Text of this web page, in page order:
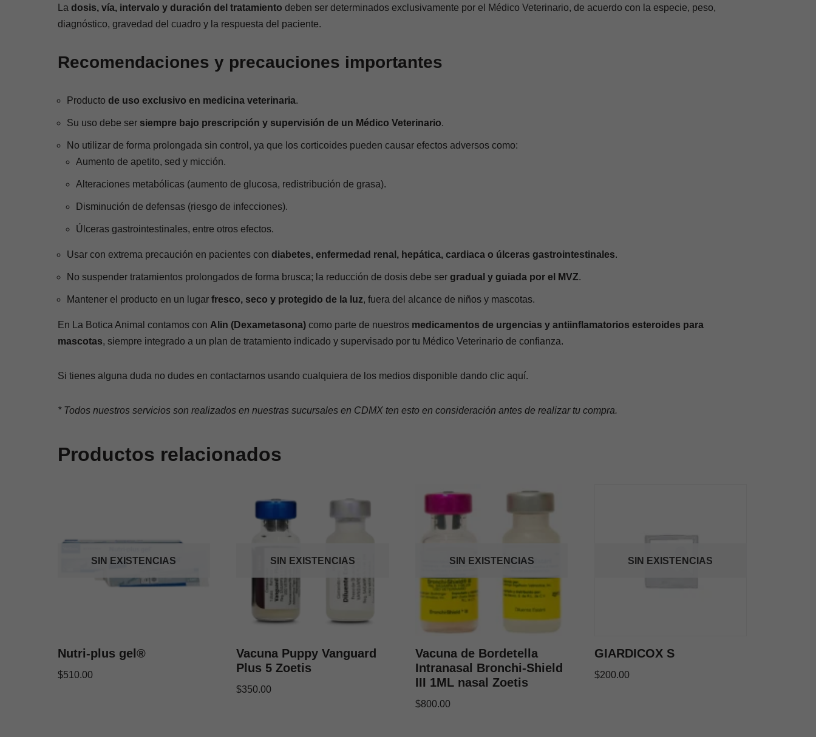
La dosis, vía, intervalo y duración del tratamiento deben ser determinados exclusivamente por el Médico Veterinario, de acuerdo con la especie, peso,
diagnóstico, gravedad del cuadro y la respuesta del paciente.
Recomendaciones y precauciones importantes
Producto de uso exclusivo en medicina veterinaria.
Su uso debe ser siempre bajo prescripción y supervisión de un Médico Veterinario.
No utilizar de forma prolongada sin control, ya que los corticoides pueden causar efectos adversos como:
Aumento de apetito, sed y micción.
Alteraciones metabólicas (aumento de glucosa, redistribución de grasa).
Disminución de defensas (riesgo de infecciones).
Úlceras gastrointestinales, entre otros efectos.
Usar con extrema precaución en pacientes con diabetes, enfermedad renal, hepática, cardiaca o úlceras gastrointestinales.
No suspender tratamientos prolongados de forma brusca; la reducción de dosis debe ser gradual y guiada por el MVZ.
Mantener el producto en un lugar fresco, seco y protegido de la luz, fuera del alcance de niños y mascotas.
En La Botica Animal contamos con Alin (Dexametasona)como parte de nuestros medicamentos de urgencias y antiinflamatorios esteroides para
mascotas, siempre integrado a un plan de tratamiento indicado y supervisado por tu Médico Veterinario de confianza.
Si tienes alguna duda no dudes en contactarnos usando cualquiera de los medios disponible dando clic aquí.
* Todos nuestros servicios son realizados en nuestras sucursales en CDMX ten esto en consideración antes de realizar tu compra.
Productos relacionados
SIN EXISTENCIAS
Nutri-plus gel®
$510.00
SIN EXISTENCIAS
Vacuna Puppy Vanguard
Plus 5 Zoetis
$350.00
SIN EXISTENCIAS
Vacuna de Bordetella
Intranasal Bronchi-Shield
III 1ML nasal Zoetis
$800.00
SIN EXISTENCIAS
GIARDICOX S
$200.00